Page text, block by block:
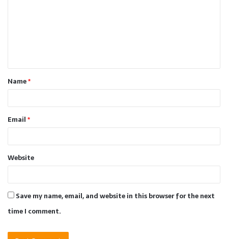
t
*Name*
Email*
Website
Save my name, email, and website in this browser for the next
time I comment.